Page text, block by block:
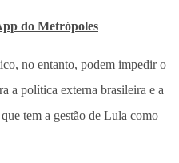
do Metrópoles
no entanto, podem impedir o
a política externa brasileira e a
tem a gestão de Lula como